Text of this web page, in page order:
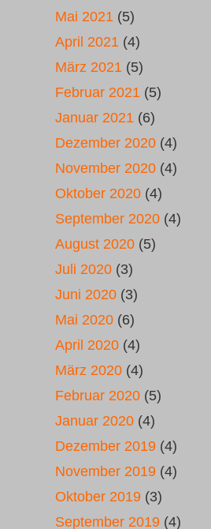
Mai 2021 (5)
April 2021 (4)
März 2021 (5)
Februar 2021 (5)
Januar 2021 (6)
Dezember 2020 (4)
November 2020 (4)
Oktober 2020 (4)
September 2020 (4)
August 2020 (5)
Juli 2020 (3)
Juni 2020 (3)
Mai 2020 (6)
April 2020 (4)
März 2020 (4)
Februar 2020 (5)
Januar 2020 (4)
Dezember 2019 (4)
November 2019 (4)
Oktober 2019 (3)
September 2019 (4)